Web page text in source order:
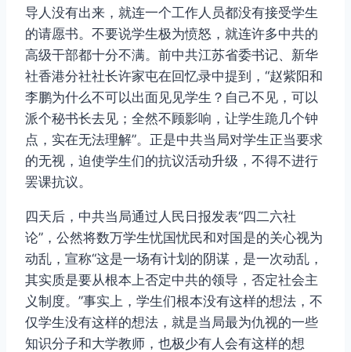
导人没有出来，就连一个工作人员都没有接受学生
的请愿书。不要说学生极为愤怒，就连许多中共的
高级干部都十分不满。前中共江苏省委书记、新华
社香港分社社长许家屯在回忆录中提到，“赵紫阳和
李鹏为什么不可以出面见见学生？自己不见，可以
派个秘书长去见；全然不顾影响，让学生跪几个钟
点，实在无法理解”。正是中共当局对学生正当要求
的无视，迫使学生们的抗议活动升级，不得不进行
罢课抗议。
四天后，中共当局通过人民日报发表“四二六社
论”，公然将数万学生忧国忧民和对国是的关心视为
动乱，宣称“这是一场有计划的阴谋，是一次动乱，
其实质是要从根本上否定中共的领导，否定社会主
义制度。”事实上，学生们根本没有这样的想法，不
仅学生没有这样的想法，就是当局最为仇视的一些
知识分子和大学教师，也极少有人会有这样的想